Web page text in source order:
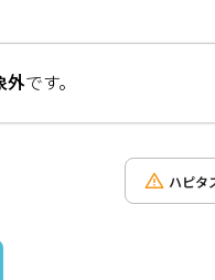
外です。
ハピタ